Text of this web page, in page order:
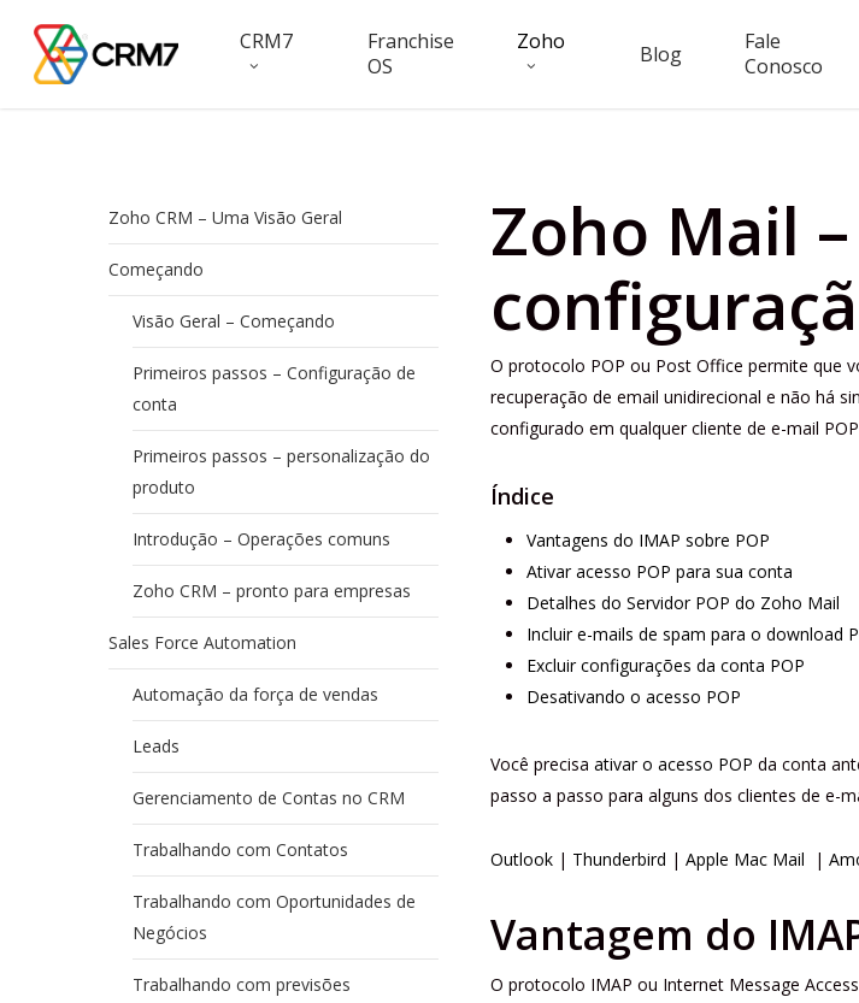
main
CRM7
Franchise
OS
Zoho Blog
Fale
Conosco
Zoho Mail
O protocolo POP ou Post Office permite que
recuperação de email unidirecional e não há
configurado em qualquer cliente de e-mail
Índice
Vantagens do IMAP sobre POP
Ativar acesso POP para sua conta
Detalhes do Servidor POP do Zoho Mail
Incluir e-mails de spam para o download
Excluir configurações da conta POP
Desativando o acesso POP
Você precisa ativar o acesso POP da conta
passo a passo para alguns dos clientes de e-
Outlook| Thunderbird | Apple Mac Mail |
Vantagem do
O protocolo IMAP ou Internet Message
Zoho CRM – Uma Visão Geral
Começando
Visão Geral – Começando
Primeiros passos – Configuração de
conta
Primeiros passos – personalização do
produto
Introdução – Operações comuns
Zoho CRM – pronto para empresas
Sales Force Automation
Automação da força de vendas
Leads
Gerenciamento de Contas no CRM
Trabalhando com Contatos
Trabalhando com Oportunidades de
Negócios
Trabalhando com previsões